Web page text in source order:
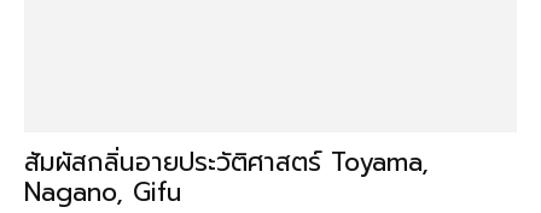
สัมผัสกลิ่นอายประวัติศาสตร์ Toyama,
Nagano, Gifu